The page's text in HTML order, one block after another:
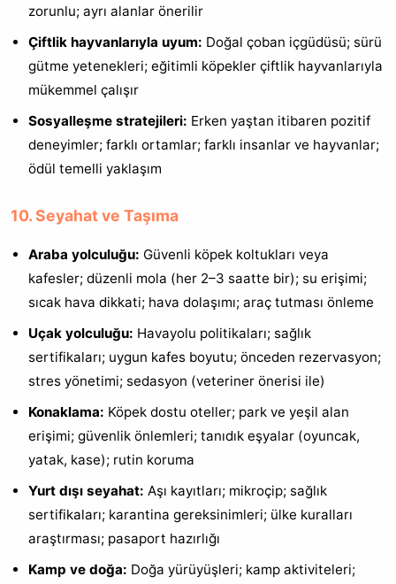
zorunlu; ayrı alanlar önerilir
Çiftlik hayvanlarıyla uyum: Doğal çoban içgüdüsü; sürü
gütme yetenekleri; eğitimli köpekler çiftlik hayvanlarıyla
mükemmel çalışır
Sosyalleşme stratejileri: Erken yaştan itibaren pozitif
deneyimler; farklı ortamlar; farklı insanlar ve hayvanlar;
ödül temelli yaklaşım
10. Seyahat ve Taşıma
Araba yolculuğu: Güvenli köpek koltukları veya
kafesler; düzenli mola (her 2–3 saatte bir); su erişimi;
sıcak hava dikkati; hava dolaşımı; araç tutması önleme
Uçak yolculuğu: Havayolu politikaları; sağlık
sertifikaları; uygun kafes boyutu; önceden rezervasyon;
stres yönetimi; sedasyon (veteriner önerisi ile)
Konaklama: Köpek dostu oteller; park ve yeşil alan
erişimi; güvenlik önlemleri; tanıdık eşyalar (oyuncak,
yatak, kase); rutin koruma
Yurt dışı seyahat: Aşı kayıtları; mikroçip; sağlık
sertifikaları; karantina gereksinimleri; ülke kuralları
araştırması; pasaport hazırlığı
Kamp ve doğa: Doğa yürüyüşleri; kamp aktiviteleri;